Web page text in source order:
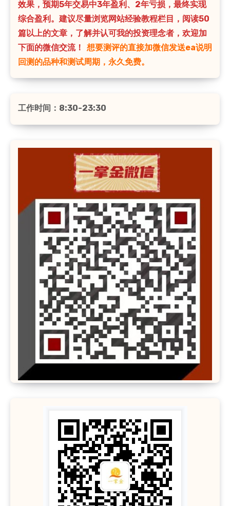
效果，预期5年交易中3年盈利、2年亏损，最终实现
综合盈利。建议尽量浏览网站经验教程栏目，阅读50
篇以上的文章，了解并认可我的投资理念者，欢迎加
下面的微信交流！
想要测评的直接加微信发送ea说明
回测的品种和测试周期，永久免费。
工作时间：8:30-23:30